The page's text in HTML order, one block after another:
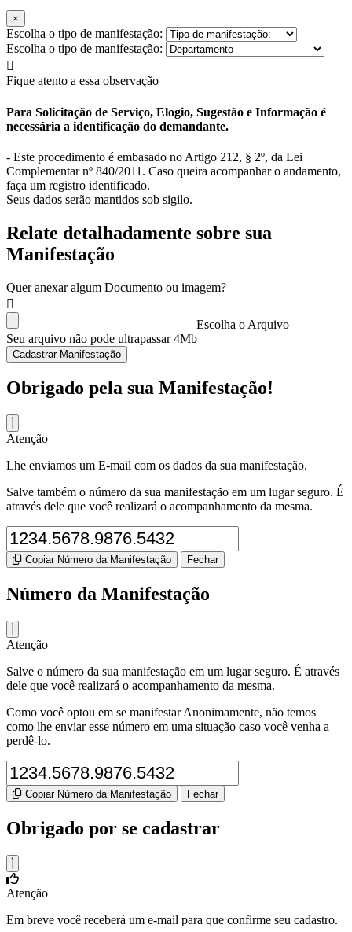
×
Escolha o tipo de manifestação:
Escolha o tipo de manifestação:
Fique atento a essa observação
Para Solicitação de Serviço, Elogio, Sugestão e Informação é
necessária a identificação do demandante.
- Este procedimento é embasado no Artigo 212, § 2º, da Lei
Complementar nº 840/2011. Caso queira acompanhar o andamento,
faça um registro identificado.
Seus dados serão mantidos sob sigilo.
Relate detalhadamente sobre sua
Manifestação
Quer anexar algum Documento ou imagem?
Escolha o Arquivo
Seu arquivo não pode ultrapassar 4Mb
Cadastrar Manifestação
Obrigado pela sua Manifestação!
Atenção
Lhe enviamos um E-mail com os dados da sua manifestação.
Salve também o número da sua manifestação em um lugar seguro. É
através dele que você realizará o acompanhamento da mesma.
Copiar Número da Manifestação Fechar
Número da Manifestação
Atenção
Salve o número da sua manifestação em um lugar seguro. É através
dele que você realizará o acompanhamento da mesma.
Como você optou em se manifestar Anonimamente, não temos
como lhe enviar esse número em uma situação caso você venha a
perdê-lo.
Copiar Número da Manifestação Fechar
Obrigado por se cadastrar
Atenção
Em breve você receberá um e-mail para que confirme seu cadastro.